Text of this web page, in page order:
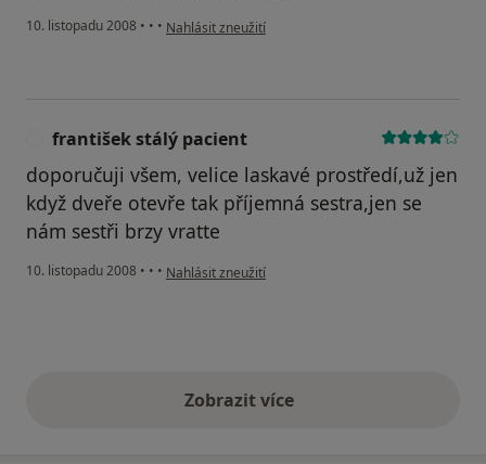
10. listopadu 2008 • • • podle názoru uživatele Konečný
Nahlásit zneužití
františek stálý pacient
doporučuji všem, velice laskavé prostředí,už jen
když dveře otevře tak příjemná sestra,jen se
nám sestři brzy vratte
10. listopadu 2008 • • • podle názoru uživatele františek stálý pacient
Nahlásit zneužití
Zobrazit vícevýše uvedené názory